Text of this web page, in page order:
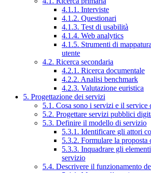
4.1.1. Interviste
4.1.2. Questionari
4.1.3. Test di usabilità
4.1.4. Web analytics
4.1.5. Strumenti di
utente
4.2. Ricerca secondaria
4.2.1. Ricerca documentale
4.2.2. Analisi benchmark
4.2.3. Valutazione euristica
5. Progettazione dei servizi
5.1. Cosa sono i servizi e il service
5.2. Progettare servizi pubblici
5.3. Definire il modello di servizio
5.3.1. Identificare gli attori
5.3.2. Formulare la proposta
5.3.3. Inquadrare gli
servizio
5.4. Descrivere il funzionamento